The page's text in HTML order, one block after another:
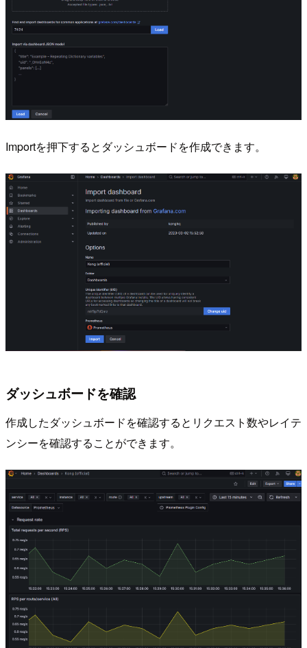
Importを押下するとダッシュボードを作成できます。
ダッシュボードを確認
作成したダッシュボードを確認するとリクエスト数やレイテ
ンシーを確認することができます。